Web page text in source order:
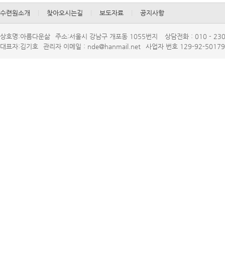
수련원소개 찾아오시는길 보도자료 공지사항
상호명:아름다운삶 주소:서울시강남구개포동1055번지
상담전화:010-
대표자:김기호
관리자이메일:nde@hanmail.net 사업자번호129-92-50179